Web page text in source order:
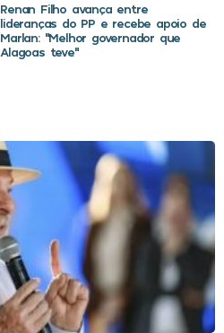
Renan Filho avança entre
lideranças do PP e recebe apoio de
Marlan: “Melhor governador que
Alagoas teve”